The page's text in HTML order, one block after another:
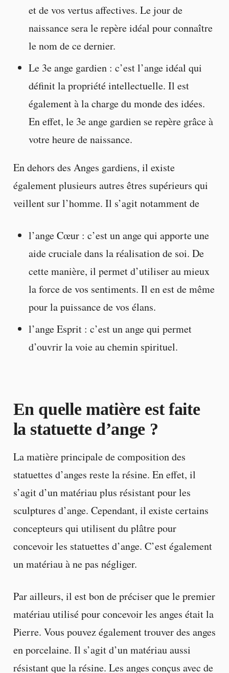
et de vos vertus affectives. Le jour de
naissance sera le repère idéal pour connaître
le nom de ce dernier.
Le 3e ange gardien : c’est l’ange idéal qui
définit la propriété intellectuelle. Il est
également à la charge du monde des idées.
En effet, le 3e ange gardien se repère grâce à
votre heure de naissance.
En dehors des Anges gardiens, il existe
également plusieurs autres êtres supérieurs qui
veillent sur l’homme. Il s’agit notamment de
l’ange Cœur : c’est un ange qui apporte une
aide cruciale dans la réalisation de soi. De
cette manière, il permet d’utiliser au mieux
la force de vos sentiments. Il en est de même
pour la puissance de vos élans.
l’ange Esprit : c’est un ange qui permet
d’ouvrir la voie au chemin spirituel.
En quelle matière est faite
la statuette d’ange ?
La matière principale de composition des
statuettes d’anges reste la résine. En effet, il
s’agit d’un matériau plus résistant pour les
sculptures d’ange. Cependant, il existe certains
concepteurs qui utilisent du plâtre pour
concevoir les statuettes d’ange. C’est également
un matériau à ne pas négliger.
Par ailleurs, il est bon de préciser que le premier
matériau utilisé pour concevoir les anges était la
Pierre. Vous pouvez également trouver des anges
en porcelaine. Il s’agit d’un matériau aussi
résistant que la résine. Les anges conçus avec de